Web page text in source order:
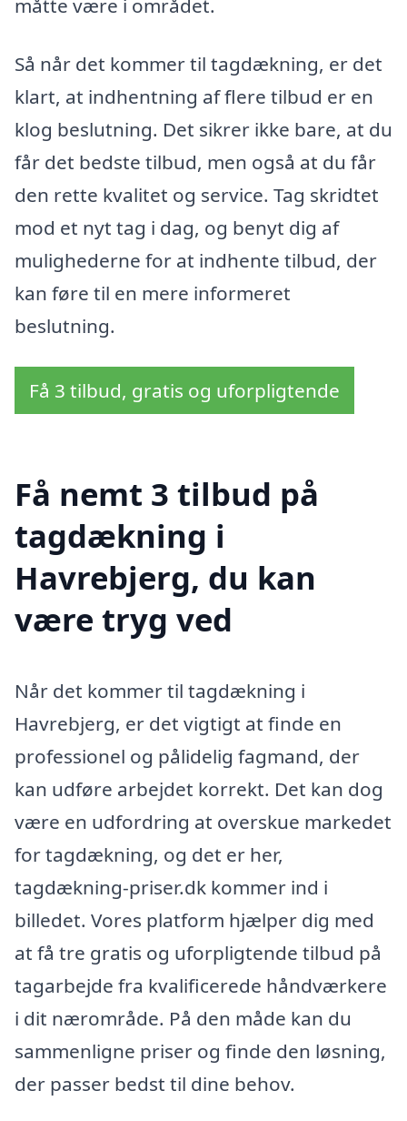
måtte være i området.
Så når det kommer til tagdækning, er det
klart, at indhentning af flere tilbud er en
klog beslutning. Det sikrer ikke bare, at du
får det bedste tilbud, men også at du får
den rette kvalitet og service. Tag skridtet
mod et nyt tag i dag, og benyt dig af
mulighederne for at indhente tilbud, der
kan føre til en mere informeret
beslutning.
Få 3 tilbud, gratis og uforpligtende
Få nemt 3 tilbud på
tagdækning i
Havrebjerg, du kan
være tryg ved
Når det kommer til tagdækning i
Havrebjerg, er det vigtigt at finde en
professionel og pålidelig fagmand, der
kan udføre arbejdet korrekt. Det kan dog
være en udfordring at overskue markedet
for tagdækning, og det er her,
tagdækning-priser.dk kommer ind i
billedet. Vores platform hjælper dig med
at få tre gratis og uforpligtende tilbud på
tagarbejde fra kvalificerede håndværkere
i dit nærområde. På den måde kan du
sammenligne priser og finde den løsning,
der passer bedst til dine behov.